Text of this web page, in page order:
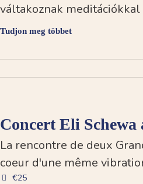
váltakoznak
Tudjon meg többet
Concert Eli Schewa
La rencontre de deux
coeur d'une même
€25